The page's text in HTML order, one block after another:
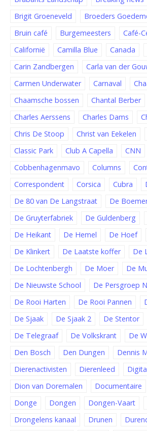
Brigit Groeneveld
Broeders
Bruin café
Burgemeesters
Café-
Californië
Camilla Blue Canada
Carin Zandbergen
Carla van der
Carmen Underwater
Carnaval
Chaamsche bossen
Chantal Berber
Charles Aerssens
Charles Dams
Chris De Stoop
Christ van Eekelen
Classic Park
Club A Capella CNN
Cobbenhagenmavo
Columns
Correspondent
Corsica Cubra
De 80 van De Langstraat
De
De Gruyterfabriek
De Guldenberg
De Heikant
De Hemel De Hoef
De Klinkert
De Laatste koffer
De
De Lochtenbergh
De Moer
De
De Nieuwste School
De Persgroep
De Rooi Harten
De Rooi Pannen
De Sjaak
De Sjaak 2 De Stentor
De Telegraaf
De Volkskrant
De
Den Bosch
Den Dungen
Dennis
Dierenactivisten
Dierenleed
Dion van Doremalen
Documentaire
Donge
Dongen Dongen-Vaart
Drongelens kanaal
Drunen